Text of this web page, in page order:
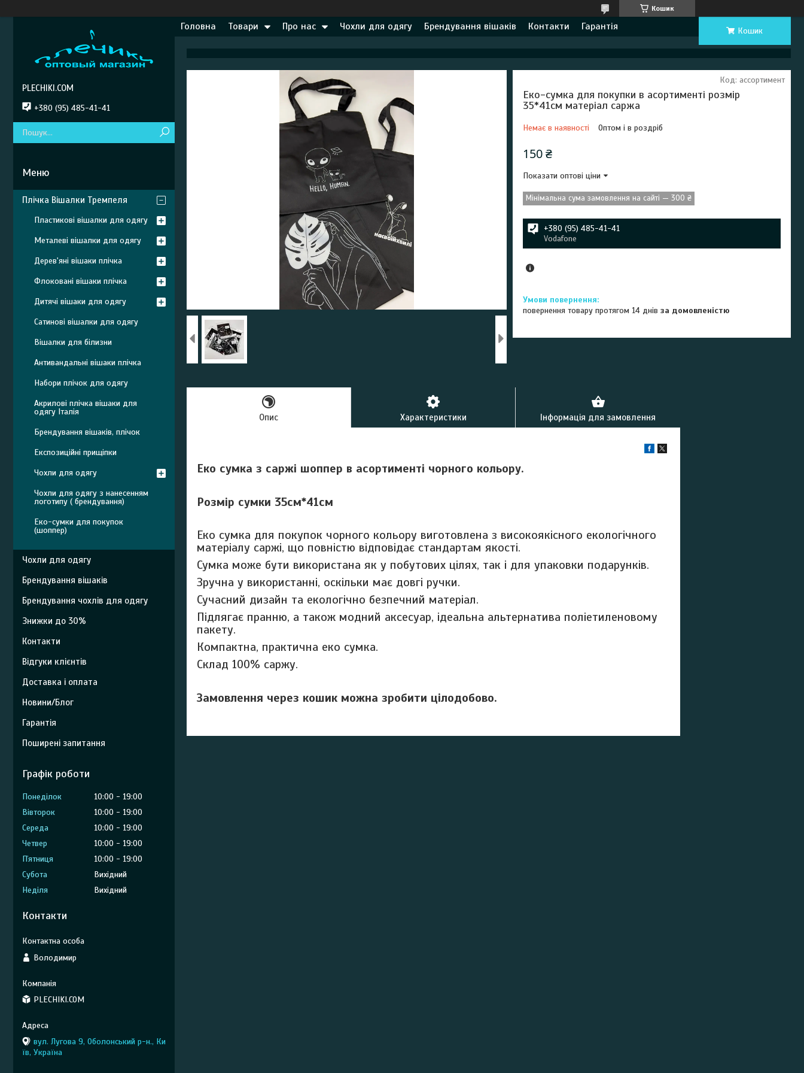
Кошик
Головна Товари Про нас Чохли для одягу Брендування вішаків Контакти Гарантія Кошик
Еко-сумка для покупки в асортименті розмір
35*41см матеріал саржа
Немає в наявності Оптом і в роздріб
Код: ассортимент
150 ₴
Показати оптові ціни
Мінімальна сума замовлення на сайті — 300 ₴
+380 (95) 485-41-41
Vodafone
повернення товару протягом 14 днівза домовленістю
Опис Характеристики Інформація для замовлення
Еко сумка з саржі шоппер в асортименті чорного кольору.
Розмір сумки 35см*41см
Еко сумка для покупок чорного кольору виготовлена ​​з високоякісного екологічного
матеріалу саржі, що повністю відповідає стандартам якості.
Сумка може бути використана як у побутових цілях, так і для упаковки подарунків.
Зручна у використанні, оскільки має довгі ручки.
Сучасний дизайн та екологічно безпечний матеріал.
Підлягає пранню, а також модний аксесуар, ідеальна альтернатива поліетиленовому
пакету.
Компактна, практична еко сумка.
Склад 100% саржу.
Замовлення через кошик можна зробити цілодобово.
PLECHIKI.COM
+380 (95) 485-41-41
Плічка Вішалки Тремпеля
Пластикові вішалки для одягу
Металеві вішалки для одягу
Дерев'яні вішаки плічка
Флоковані вішаки плічка
Дитячі вішаки для одягу
Сатинові вішалки для одягу
Вішалки для білизни
Антивандальні вішаки плічка
Набори плічок для одягу
Акрилові плічка вішаки для
одягу Італія
Брендування вішаків, плічок
Експозиційні прищіпки
Чохли для одягу
Чохли для одягу з нанесенням
логотипу ( брендування)
Еко-сумки для покупок
(шоппер)
Чохли для одягу
Брендування вішаків
Брендування чохлів для одягу
Знижки до 30%
Контакти
Відгуки клієнтів
Доставка і оплата
Новини/Блог
Гарантія
Поширені запитання
Графік роботи
Понеділок 10:00
19:00
Вівторок
10:00
19:00
Середа
10:00
19:00
Четвер
10:00
19:00
Пʼятниця
10:00
19:00
Субота
Вихідний
Неділя
Вихідний
Контакти
Володимир
PLECHIKI.COM
вул. Лугова 9, Оболонський р-н., Ки
їв, Україна